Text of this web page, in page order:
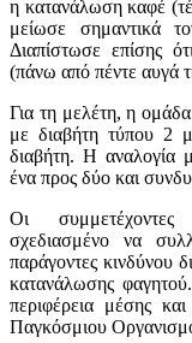
η κατανάλωση καφέ
μείωσε σημαντικά
Διαπίστωσε επίσης
(πάνω από πέντε αυγά
Για τη μελέτη, η
με διαβήτη τύπου 2
διαβήτη. Η αναλογία
ένα προς δύο και
Οι
σχεδιασμένο να
παράγοντες κινδύνου
κατανάλωσης
περιφέρεια μέσης
Παγκόσμιου